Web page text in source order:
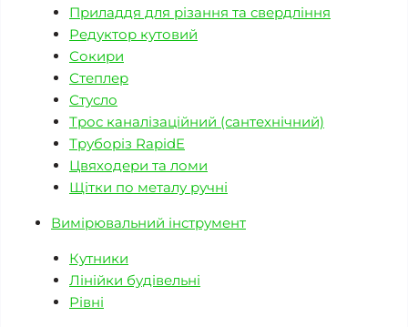
Приладдя для різання та свердління
Редуктор кутовий
Сокири
Степлер
Стусло
Трос каналізаційний (сантехнічний)
Труборіз RapidE
Цвяходери та ломи
Щітки по металу ручні
Вимірювальний інструмент
Кутники
Лінійки будівельні
Рівні